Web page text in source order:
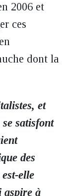
2006 et
ces
dont la
et
satisfont
des
elle
aspire à